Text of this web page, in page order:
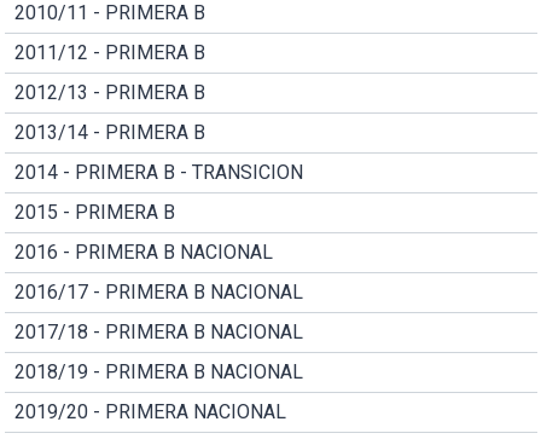
2010/11 - PRIMERA B
2011/12 - PRIMERA B
2012/13 - PRIMERA B
2013/14 - PRIMERA B
2014 - PRIMERA B - TRANSICION
2015 - PRIMERA B
2016 - PRIMERA B NACIONAL
2016/17 - PRIMERA B NACIONAL
2017/18 - PRIMERA B NACIONAL
2018/19 - PRIMERA B NACIONAL
2019/20 - PRIMERA NACIONAL